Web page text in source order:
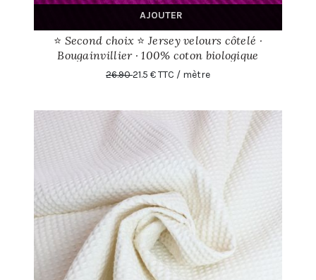
AJOUTER
⭐ Second choix ⭐ Jersey velours côtelé ·
Bougainvillier · 100% coton biologique
26.9021.5 € TTC / mètre